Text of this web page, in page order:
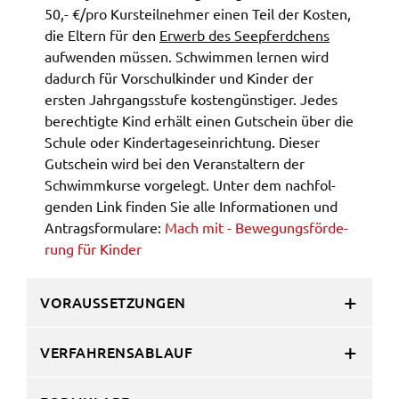
50,- €/pro Kurs­teil­neh­mer einen Teil der Kosten,
die Eltern für den Erwerb des Seepferd­chens
aufwen­den müssen. Schwim­men lernen wird
dadurch für Vorschul­kin­der und Kinder der
ersten Jahr­gangs­stu­fe kosten­güns­ti­ger. Jedes
berech­tig­te Kind erhält einen Gutschein über die
Schu­le oder Kinder­ta­ges­ein­rich­tung. Dieser
Gutschein wird bei den Veran­stal­tern der
Schwimm­kur­se vorge­legt. Unter dem nach­fol­
gen­den Link finden Sie alle Infor­ma­tio­nen und
Antrags­for­mu­la­re: Mach mit - Bewe­gungs­för­de­
rung für Kinder
VORAUSSETZUNGEN
VERFAHRENSABLAUF
Name:
accessibility
Anbieter:
Landratsamt Schweinfurt
Zweck:
Kontrast und Schriftgröße
Cookie Laufzeit:
Session
Wir weisen darauf hin, dass die Verarbeitung Ihrer
des Verantwortungsbereichs des Landratsamtes
Datenschutzbestimmungen des Anbieters YouTube